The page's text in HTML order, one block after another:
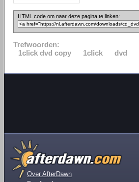
HTML code om naar deze pagina te linken:
Trefwoorden:
1click dvd copy
1click dvd
Over AfterDawn